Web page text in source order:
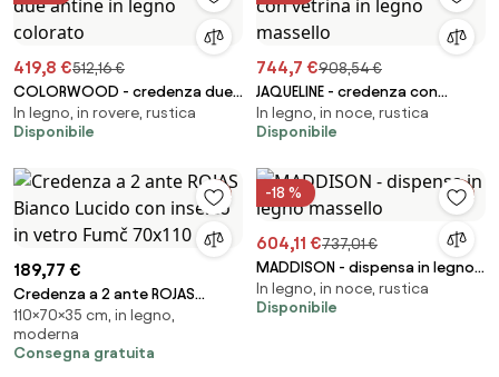
419,8 €512,16 €
COLORWOOD - credenza due
antine in legno colorato
In legno, in rovere, rustica
Disponibile
744,7 €908,54 €
JAQUELINE - credenza con
vetrina in legno massello
In legno, in noce, rustica
Disponibile
189,77 €
Credenza a 2 ante ROJAS
Bianco Lucido con inserto in
vetro Fumč 70x110 cm
110×70×35 cm, in legno,
moderna
Consegna gratuita
-18 %
604,11 €737,01 €
MADDISON - dispensa in legno
massello
In legno, in noce, rustica
Disponibile